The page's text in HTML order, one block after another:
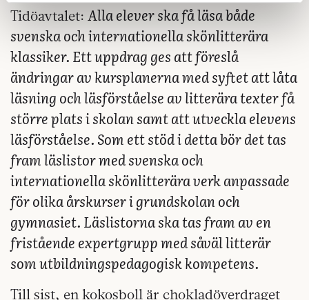
Dessa kan i sin tur kombinera informationen med annan
information som du har tillhandahållit eller som de har
samlat in när du har använt deras tjänster.
Om du vill läsa mer om hur vi hanterar personuppgifter
kan du göra det här.
Tidöavtalet: Alla elever ska få läsa både
svenska och internationella skönlitterära
klassiker. Ett uppdrag ges att föreslå
ändringar av kursplanerna med syftet att låta
läsning och läsförståelse av litterära texter få
större plats i skolan samt att utveckla elevens
läsförståelse. Som ett stöd i detta bör det tas
fram läslistor med svenska och
internationella skönlitterära verk anpassade
för olika årskurser i grundskolan och
gymnasiet. Läslistorna ska tas fram av en
fristående expertgrupp med såväl litterär
som utbildningspedagogisk kompetens.
Till sist, en kokosboll är chokladöverdraget